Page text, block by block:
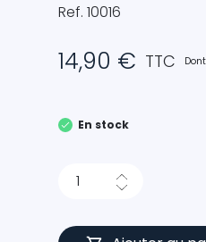
Ref. 10016
14,90 € TTC
En stock